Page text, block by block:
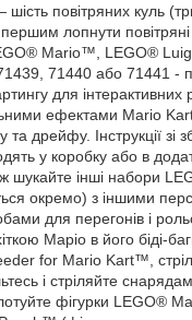
повітряних куль
лопнути повітряні
Mario™, LEGO®
71440 або 71441 -
для інтерактивних
ефектами Mario
та дрейфу. Інструкції зі
у коробку або в
інші набори
окремо) з іншими
для перегонів і
Маріо в його біді-
for Mario Kart™,
і стріляйте
фігурки LEGO®